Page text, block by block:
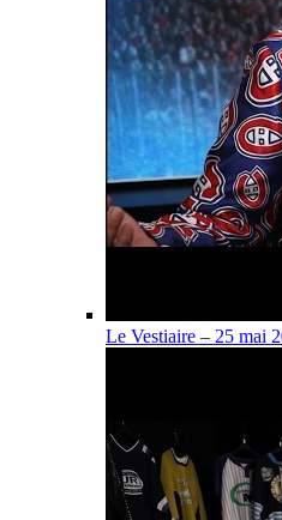
Le Vestiaire – 25 mai